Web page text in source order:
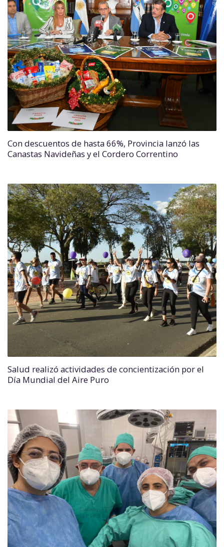
Con descuentos de hasta 66%, Provincia lanzó las
Canastas Navideñas y el Cordero Correntino
Salud realizó actividades de concientización por el
Día Mundial del Aire Puro